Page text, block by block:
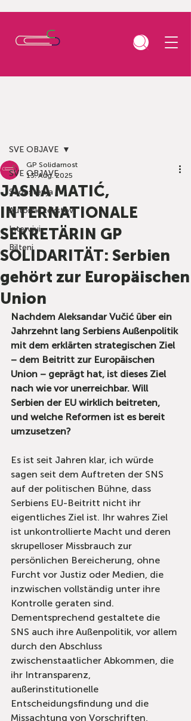
SVE OBJAVE
Saopštenja
Autorski tekstovi
Intervjui
Bilteni
SVE OBJAVE
JASNA MATIĆ,
INTERNATIONALE
SEKRETÄRIN GP
SOLIDARITÄT: Serbien
gehört zur Europäischen
Union
GP Solidarnost
13. Aug. 2025
Nachdem Aleksandar Vučić über ein
Jahrzehnt lang Serbiens Außenpolitik
mit dem erklärten strategischen Ziel
– dem Beitritt zur Europäischen
Union – geprägt hat, ist dieses Ziel
nach wie vor unerreichbar. Will
Serbien der EU wirklich beitreten,
und welche Reformen ist es bereit
umzusetzen?
Es ist seit Jahren klar, ich würde
sagen seit dem Auftreten der SNS
auf der politischen Bühne, dass
Serbiens EU-Beitritt nicht ihr
eigentliches Ziel ist. Ihr wahres Ziel
ist unkontrollierte Macht und deren
skrupelloser Missbrauch zur
persönlichen Bereicherung, ohne
Furcht vor Justiz oder Medien, die
inzwischen vollständig unter ihre
Kontrolle geraten sind.
Dementsprechend gestaltete die
SNS auch ihre Außenpolitik, vor allem
durch den Abschluss
zwischenstaatlicher Abkommen, die
ihr Intransparenz,
außerinstitutionelle
Entscheidungsfindung und die
Missachtung von Vorschriften,